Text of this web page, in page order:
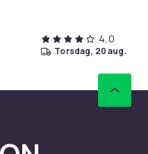
4,0
torsdag, 20 aug.